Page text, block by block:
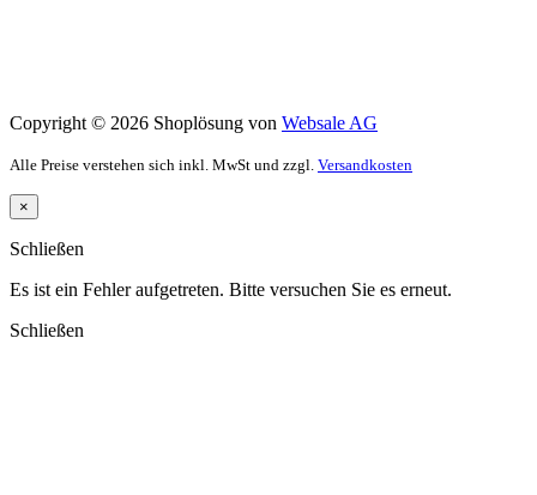
Copyright © 2026 Shoplösung von Websale AG
Alle Preise verstehen sich inkl. MwSt und zzgl. Versandkosten
×
Schließen
Es ist ein Fehler aufgetreten. Bitte versuchen Sie es erneut.
Schließen